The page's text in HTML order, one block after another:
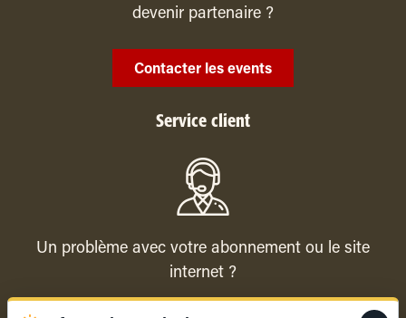
devenir partenaire ?
Contacter les events
Service client
Un problème avec votre abonnement ou le site
internet ?